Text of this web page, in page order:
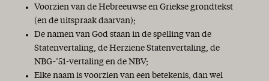
Voorzien van de Hebreeuwse en Griekse grondtekst
(en de uitspraak daarvan);
De namen van God staan in de spelling van de
Statenvertaling, de Herziene Statenvertaling, de
NBG-’51-vertaling en de NBV;
Elke naam is voorzien van een betekenis, dan wel